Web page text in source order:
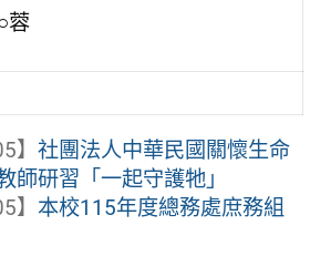
蓉
】 社團法人中華民國關懷生命
師研習「一起守護牠」
】 本校115年度總務處庶務組